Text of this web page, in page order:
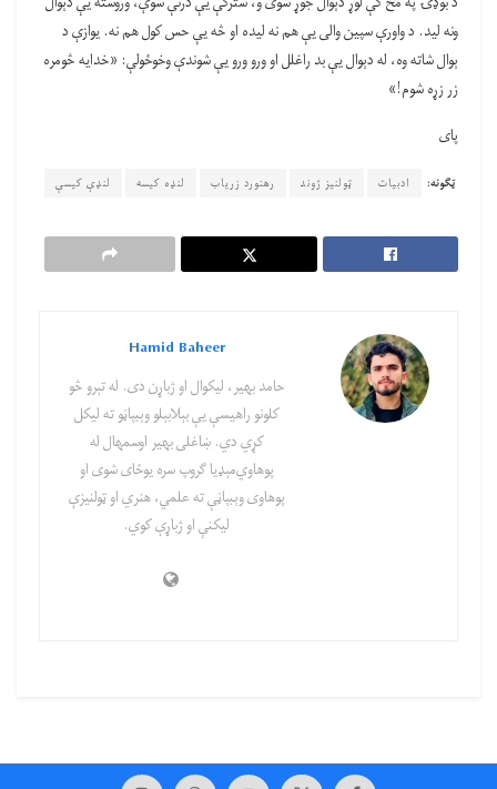
ونه لید. د واورې سپین والی یې هم نه لیده او څه یې حس کول هم نه. یوازې د
ېوال شاته وه، له دېوال یې بد راغلل او ورو ورو یې شوندې وخوځولې: «خدایه څومره
زر زړه شوم!»
پای
ټګونه: ادبیات ټولنیز ژوند رهنورد زریاب لنډه کیسه لنډې کیسې
Hamid Baheer
حامد بهیر، لیکوال او ژباړن دی. له تېرو څو
کلونو راهیسې یې بېلابېلو وېبپاڼو ته لیکل
کړي دي. ښاغلی بهیر اوسمهال له
پوهاوي‌مېډیا ګروپ سره یوځای شوی او
پوهاوی‌ وېبپاڼې ته علمي، هنري او ټولنیزې
لیکنې او ژباړې کوي.